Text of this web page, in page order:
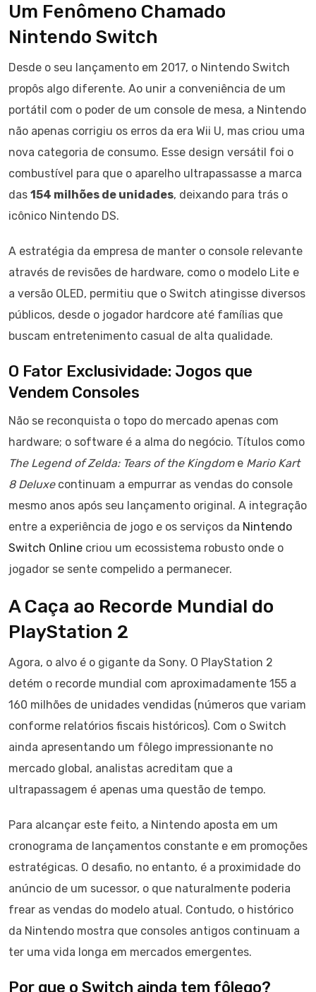
Um Fenômeno Chamado
Nintendo Switch
Desde o seu lançamento em 2017, o Nintendo Switch
propôs algo diferente. Ao unir a conveniência de um
portátil com o poder de um console de mesa, a Nintendo
não apenas corrigiu os erros da era Wii U, mas criou uma
nova categoria de consumo. Esse design versátil foi o
combustível para que o aparelho ultrapassasse a marca
das 154 milhões de unidades, deixando para trás o
icônico Nintendo DS.
A estratégia da empresa de manter o console relevante
através de revisões de hardware, como o modelo Lite e
a versão OLED, permitiu que o Switch atingisse diversos
públicos, desde o jogador hardcore até famílias que
buscam entretenimento casual de alta qualidade.
O Fator Exclusividade: Jogos que
Vendem Consoles
Não se reconquista o topo do mercado apenas com
hardware; o software é a alma do negócio. Títulos como
The Legend of Zelda: Tears of the Kingdome Mario Kart
8 Deluxecontinuam a empurrar as vendas do console
mesmo anos após seu lançamento original. A integração
entre a experiência de jogo e os serviços da Nintendo
Switch Online criou um ecossistema robusto onde o
jogador se sente compelido a permanecer.
A Caça ao Recorde Mundial do
PlayStation 2
Agora, o alvo é o gigante da Sony. O PlayStation 2
detém o recorde mundial com aproximadamente 155 a
160 milhões de unidades vendidas (números que variam
conforme relatórios fiscais históricos). Com o Switch
ainda apresentando um fôlego impressionante no
mercado global, analistas acreditam que a
ultrapassagem é apenas uma questão de tempo.
Para alcançar este feito, a Nintendo aposta em um
cronograma de lançamentos constante e em promoções
estratégicas. O desafio, no entanto, é a proximidade do
anúncio de um sucessor, o que naturalmente poderia
frear as vendas do modelo atual. Contudo, o histórico
da Nintendo mostra que consoles antigos continuam a
ter uma vida longa em mercados emergentes.
Por que o Switch ainda tem fôlego?